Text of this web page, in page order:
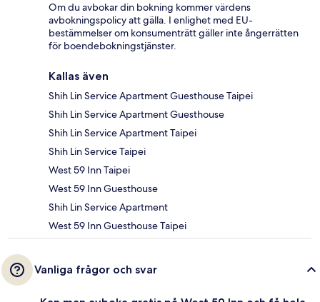
Om du avbokar din bokning kommer värdens
avbokningspolicy att gälla. I enlighet med EU-
bestämmelser om konsumenträtt gäller inte ångerrätten
för boendebokningstjänster.
Kallas även
Shih Lin Service Apartment Guesthouse Taipei
Shih Lin Service Apartment Guesthouse
Shih Lin Service Apartment Taipei
Shih Lin Service Taipei
West 59 Inn Taipei
West 59 Inn Guesthouse
Shih Lin Service Apartment
West 59 Inn Guesthouse Taipei
Vanliga frågor och svar